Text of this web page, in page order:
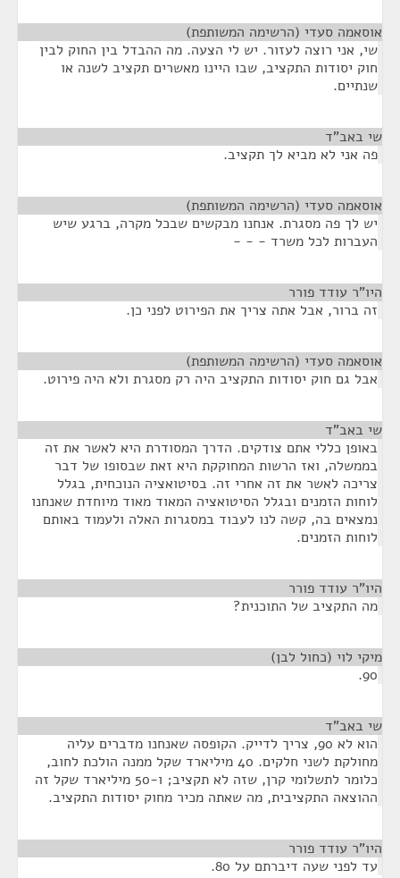
אוסאמה סעדי (הרשימה המשותפת)
שי, אני רוצה לעזור. יש לי הצעה. מה ההבדל בין החוק לבין
חוק יסודות התקציב, שבו היינו מאשרים תקציב לשנה או
שנתיים.
שי באב"ד
פה אני לא מביא לך תקציב.
אוסאמה סעדי (הרשימה המשותפת)
יש לך פה מסגרת. אנחנו מבקשים שבכל מקרה, ברגע שיש
העברות לכל משרד - - -
היו"ר עודד פורר
זה ברור, אבל אתה צריך את הפירוט לפני כן.
אוסאמה סעדי (הרשימה המשותפת)
אבל גם חוק יסודות התקציב היה רק מסגרת ולא היה פירוט.
שי באב"ד
באופן כללי אתם צודקים. הדרך המסודרת היא לאשר את זה
בממשלה, ואז הרשות המחוקקת היא זאת שבסופו של דבר
צריכה לאשר את זה אחרי זה. בסיטואציה הנוכחית, בגלל
לוחות הזמנים ובגלל הסיטואציה המאוד מאוד מיוחדת שאנחנו
נמצאים בה, קשה לנו לעבוד במסגרות האלה ולעמוד באותם
לוחות הזמנים.
היו"ר עודד פורר
מה התקציב של התוכנית?
מיקי לוי (כחול לבן)
90.
שי באב"ד
הוא לא 90, צריך לדייק. הקופסה שאנחנו מדברים עליה
מחולקת לשני חלקים. 40 מיליארד שקל ממנה הולכת לחוב,
כלומר לתשלומי קרן, שזה לא תקציב; ו-50 מיליארד שקל זה
ההוצאה התקציבית, מה שאתה מכיר מחוק יסודות התקציב.
היו"ר עודד פורר
עד לפני שעה דיברתם על 80.